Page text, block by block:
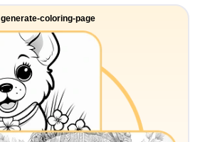
generate-coloring-page